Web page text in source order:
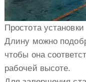
Простота установки
Длину можно
чтобы она
рабочей высоте.